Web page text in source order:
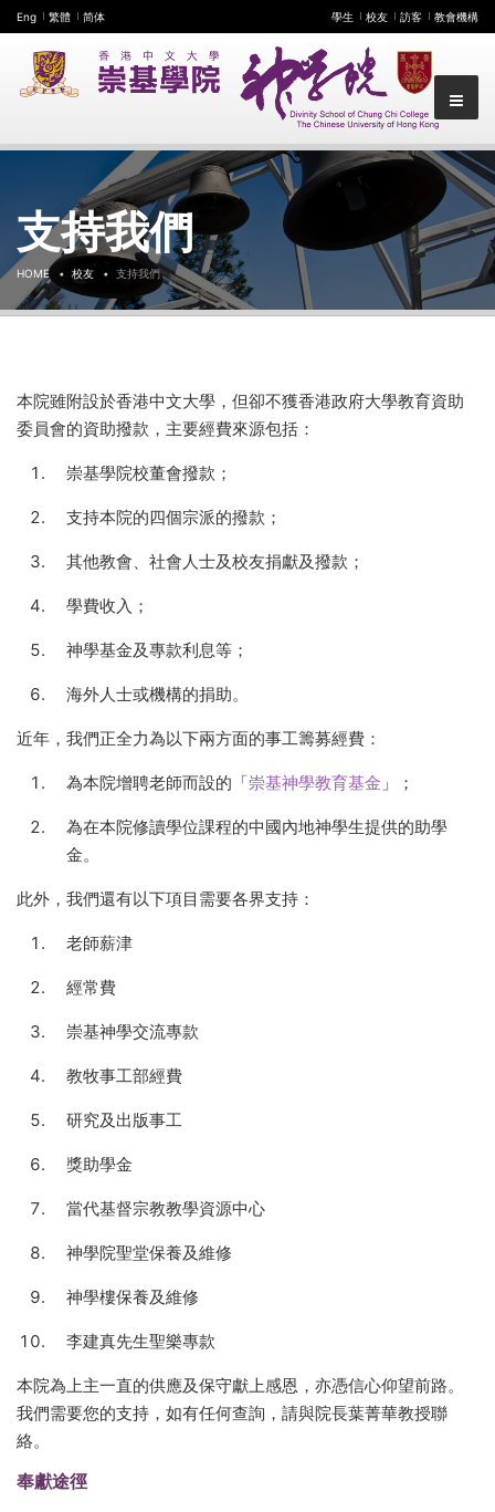
Eng 繁體 简体 學生 校友 訪客 教會機構
支持我們
HOME 校友 支持我們
本院雖附設於香港中文大學，但卻不獲香港政府大學教育資助
委員會的資助撥款，主要經費來源包括：
崇基學院校董會撥款；
支持本院的四個宗派的撥款；
其他教會、社會人士及校友捐獻及撥款；
學費收入；
神學基金及專款利息等；
海外人士或機構的捐助。
近年，我們正全力為以下兩方面的事工籌募經費：
為本院增聘老師而設的「崇基神學教育基金 」；
為在本院修讀學位課程的中國內地神學生提供的助學
金。
此外，我們還有以下項目需要各界支持：
老師薪津
經常費
崇基神學交流專款
教牧事工部經費
研究及出版事工
獎助學金
當代基督宗教教學資源中心
神學院聖堂保養及維修
神學樓保養及維修
李建真先生聖樂專款
本院為上主一直的供應及保守獻上感恩，亦憑信心仰望前路。
我們需要您的支持，如有任何查詢，請與院長葉菁華教授聯
絡。
奉獻途徑